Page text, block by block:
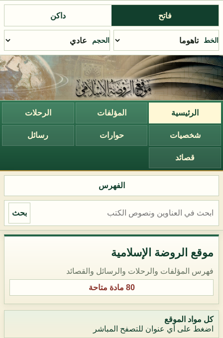
فاتح داكن
الخط الحجم
الرئيسية المؤلفات الرحلات
شخصيات حوارات رسائل
قصائد
الفهرس
بحث
موقع الروضة الإسلامية
فهرس المؤلفات والرحلات والرسائل والقصائد
80 مادة متاحة
كل مواد الموقع
اضغط على أي عنوان للتصفح المباشر